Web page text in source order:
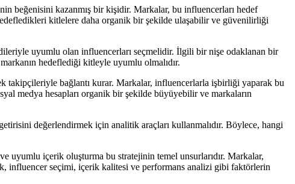
beğenisini kazanmış bir kişidir. Markalar, bu influencerları hedef
kitlelere daha organik bir şekilde ulaşabilir ve güvenilirliği
uyumlu olan influencerları seçmelidir. İlgili bir nişe odaklanan bir
hedeflediği kitleyle uyumlu olmalıdır.
takipçileriyle bağlantı kurar. Markalar, influencerlarla işbirliği yaparak bu
medya hesapları organik bir şekilde büyüyebilir ve markaların
değerlendirmek için analitik araçları kullanmalıdır. Böylece, hangi
uyumlu içerik oluşturma bu stratejinin temel unsurlarıdır. Markalar,
influencer seçimi, içerik kalitesi ve performans analizi gibi faktörlerin